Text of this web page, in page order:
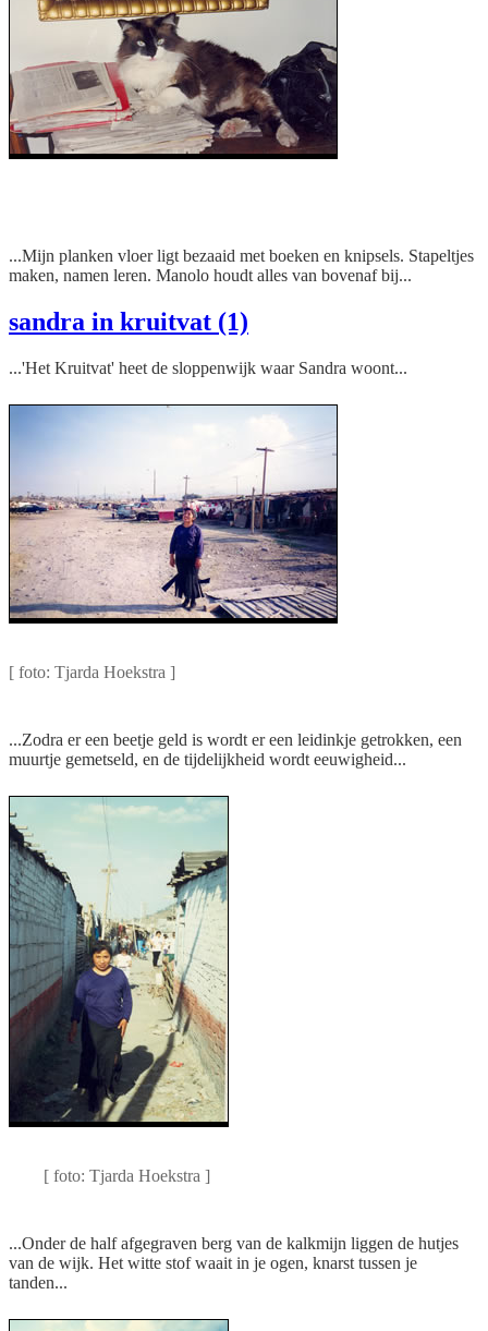
...Mijn planken vloer ligt bezaaid met boeken en knipsels. Stapeltjes
maken, namen leren. Manolo houdt alles van bovenaf bij...
sandra in kruitvat (1)
...'Het Kruitvat' heet de sloppenwijk waar Sandra woont...
[ foto: Tjarda Hoekstra ]
...Zodra er een beetje geld is wordt er een leidinkje getrokken, een
muurtje gemetseld, en de tijdelijkheid wordt eeuwigheid...
[ foto: Tjarda Hoekstra ]
...Onder de half afgegraven berg van de kalkmijn liggen de hutjes
van de wijk. Het witte stof waait in je ogen, knarst tussen je
tanden...